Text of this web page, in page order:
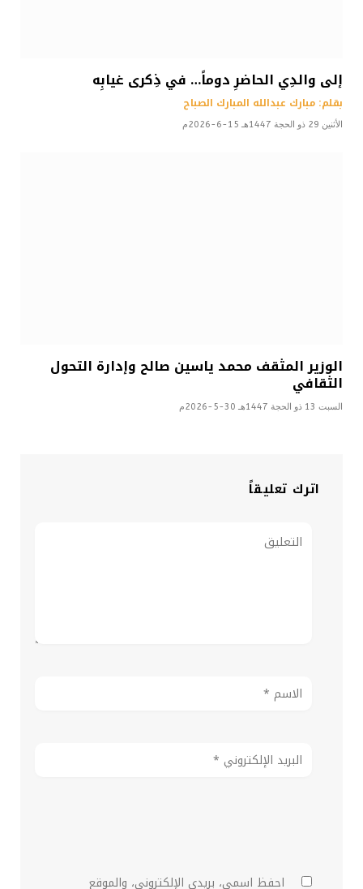
إلى والدِي الحاضرِ دوماً… في ذِكرى غيابِه
بقلم: مبارك عبدالله المبارك الصباح
الأثنين 29 ذو الحجة 1447هـ 15-6-2026م
الوزير المثقف محمد ياسين صالح وإدارة التحول
الثقافي
السبت 13 ذو الحجة 1447هـ 30-5-2026م
اترك تعليقاً
احفظ اسمي، بريدي الإلكتروني، والموقع